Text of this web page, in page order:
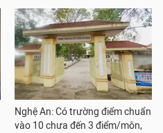
Nghệ An: Có trường điểm chuẩn
vào 10 chưa đến 3 điểm/môn,